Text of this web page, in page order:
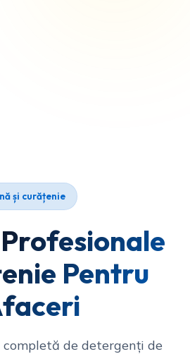
și curățenie
Pentru
de detergenți de